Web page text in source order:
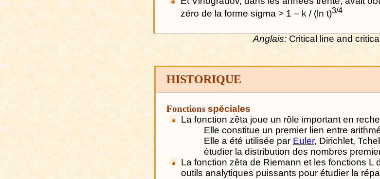
zéro de la forme sigma > 1 – k / (ln t)3/4
Anglais: Critical line and
HISTORIQUE
Fonctionsspéciales
La fonction zêta joue un rôle important en
Elle constitue un premier lien entre
Elle a été utilisée par Euler, Dirichlet,
étudier la distribution des nombres
La fonction zêta de Riemann et les fonctions L
outils analytiques puissants pour étudier la